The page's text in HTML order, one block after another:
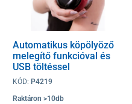
Automatikus köpölyöző
melegítő funkcióval és
USB töltéssel
KÓD: P4219
Raktáron >10db